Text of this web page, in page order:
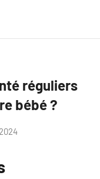
réguliers
bébé ?